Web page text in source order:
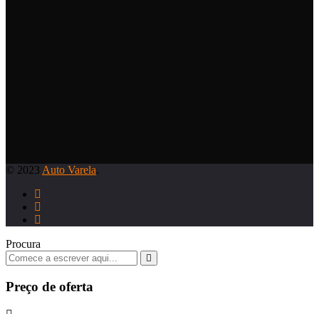
© 2023 Auto Varela.
Procura
Preço de oferta